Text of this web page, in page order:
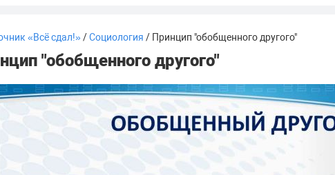
«Всё сдал!»/Социология / Принцип "обобщенного другого"
"обобщенного другого"